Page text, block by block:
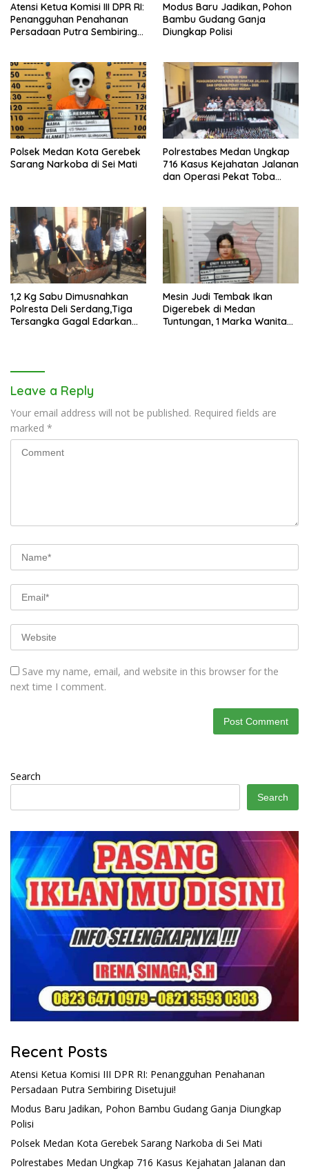
Atensi Ketua Komisi III DPR RI:
Penangguhan Penahanan
Persadaan Putra Sembiring
Modus Baru Jadikan, Pohon
Bambu Gudang Ganja
Diungkap Polisi
Polsek Medan Kota Gerebek
Sarang Narkoba di Sei Mati
Polrestabes Medan Ungkap
716 Kasus Kejahatan Jalanan
dan Operasi Pekat Toba
1,2 Kg Sabu Dimusnahkan
Polresta Deli Serdang,Tiga
Tersangka Gagal Edarkan
Mesin Judi Tembak Ikan
Digerebek di Medan
Tuntungan, 1 Marka Wanita
Leave a Reply
Your email address will not be published. Required fields are
marked *
Save my name, email, and website in this browser for the
next time I comment.
Search
Search
Recent Posts
Atensi Ketua Komisi III DPR RI: Penangguhan Penahanan
Persadaan Putra Sembiring Disetujui!
Modus Baru Jadikan, Pohon Bambu Gudang Ganja Diungkap
Polisi
Polsek Medan Kota Gerebek Sarang Narkoba di Sei Mati
Polrestabes Medan Ungkap 716 Kasus Kejahatan Jalanan dan